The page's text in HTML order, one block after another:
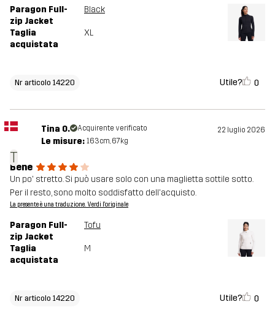
Paragon Full-
zip Jacket
Black
Taglia
acquistata
XL
Nr articolo 14220 Utile? 0
T
Tina O. Acquirente verificato 22 luglio 2026
Le misure: 163cm, 67kg
Bene
Un po' stretto. Si può usare solo con una maglietta sottile sotto.
Per il resto, sono molto soddisfatto dell'acquisto.
La presente è una traduzione. Verdi l'originale
Paragon Full-
zip Jacket
Tofu
Taglia
acquistata
M
Nr articolo 14220 Utile? 0